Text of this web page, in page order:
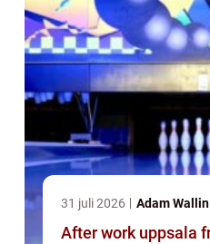
31 juli 2026 Adam Wallin
After work uppsala från snabb aw till